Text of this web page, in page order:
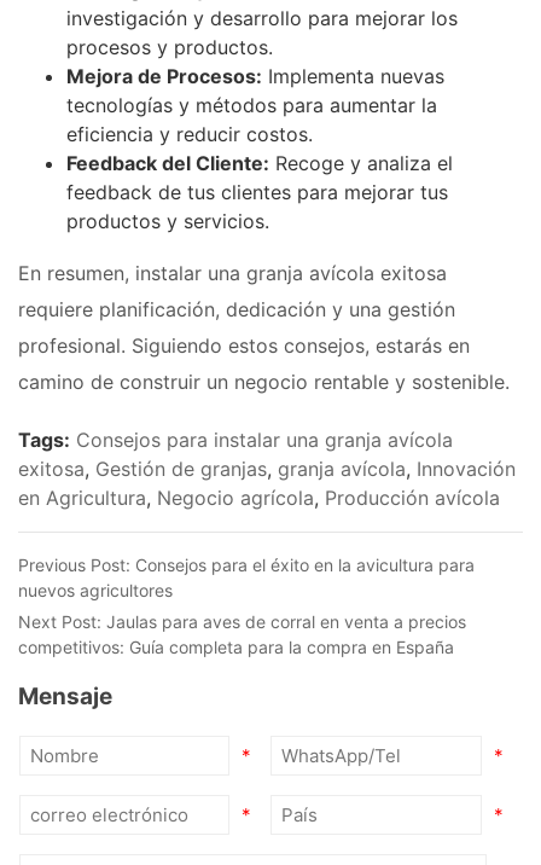
investigación y desarrollo para mejorar los
procesos y productos.
Mejora de Procesos: Implementa nuevas
tecnologías y métodos para aumentar la
eficiencia y reducir costos.
Feedback del Cliente: Recoge y analiza el
feedback de tus clientes para mejorar tus
productos y servicios.
En resumen, instalar una granja avícola exitosa
requiere planificación, dedicación y una gestión
profesional. Siguiendo estos consejos, estarás en
camino de construir un negocio rentable y sostenible.
Tags: Consejos para instalar una granja avícola
exitosa, Gestión de granjas, granja avícola, Innovación
en Agricultura, Negocio agrícola, Producción avícola
Previous Post: Consejos para el éxito en la avicultura para
nuevos agricultores
Next Post: Jaulas para aves de corral en venta a precios
competitivos: Guía completa para la compra en España
Mensaje
* *
* *